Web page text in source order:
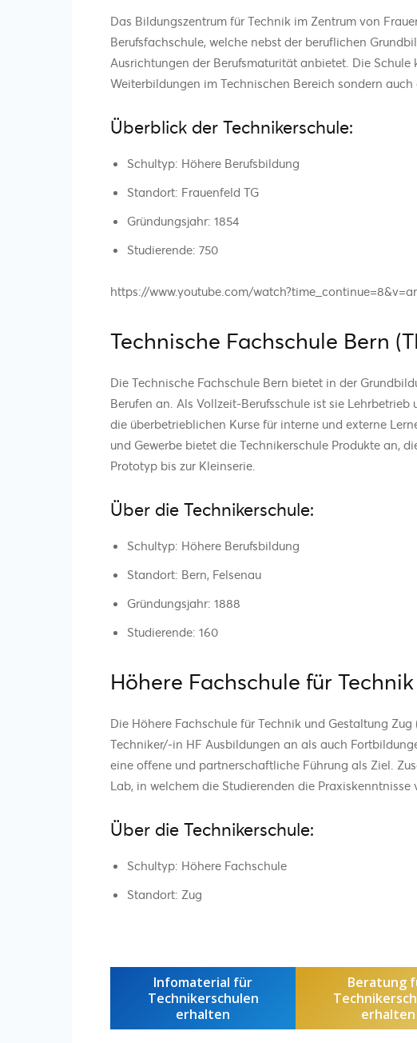
Das Bildungszentrum für Technik im Zentrum von
Berufsfachschule, welche nebst der beruflichen
Ausrichtungen der Berufsmaturität anbietet. Die
Weiterbildungen im Technischen Bereich sondern
Überblick der Technikerschule:
Schultyp: Höhere Berufsbildung
Standort: Frauenfeld TG
Gründungsjahr: 1854
Studierende: 750
https://www.youtube.com/
Technische Fachschule Bern
Die Technische Fachschule Bern bietet in der
Berufen an. Als Vollzeit-Berufsschule ist sie
die überbetrieblichen Kurse für interne und externe
und Gewerbe bietet die Technikerschule Produkte an,
Prototyp bis zur Kleinserie.
Über die Technikerschule:
Schultyp: Höhere Berufsbildung
Standort: Bern, Felsenau
Gründungsjahr: 1888
Studierende: 160
Höhere Fachschule für
Die Höhere Fachschule für Technik und Gestaltung
Techniker/-in HF Ausbildungen an als auch
eine offene und partnerschaftliche Führung als Ziel.
Lab, in welchem die Studierenden die Praxiskenntnisse
Über die Technikerschule:
Schultyp: Höhere Fachschule
Standort: Zug
Infomaterial für
Technikerschulen
erhalten
Beratung
erhalten